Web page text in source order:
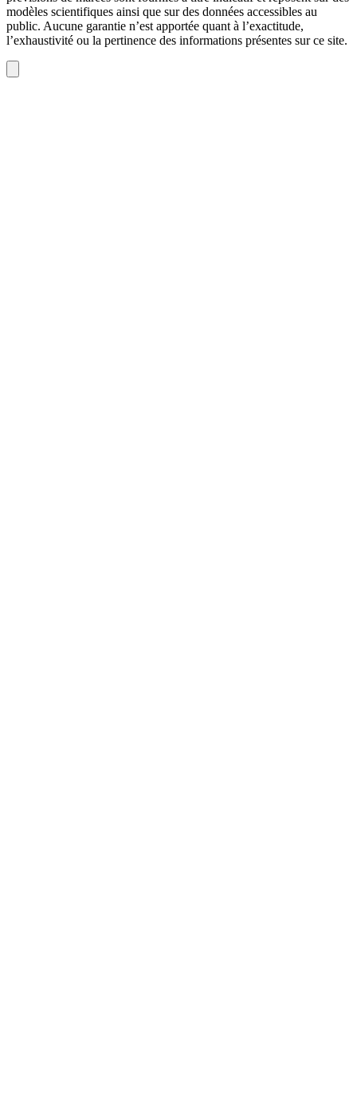
modèles scientifiques ainsi que sur des données accessibles au
public. Aucune garantie n’est apportée quant à l’exactitude,
l’exhaustivité ou la pertinence des informations présentes sur ce site.